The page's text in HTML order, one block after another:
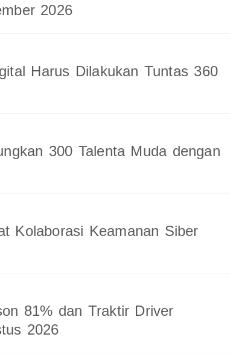
2026
Harus Dilakukan Tuntas 360
300 Talenta Muda dengan
Kolaborasi Keamanan Siber
81% dan Traktir Driver
2026